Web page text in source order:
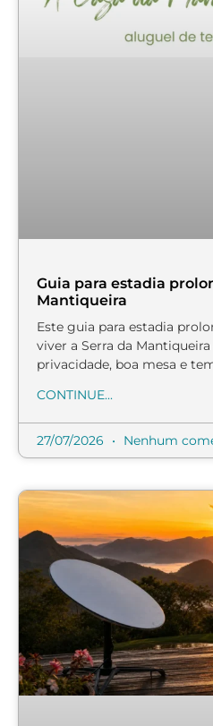
Guia para estadia
Mantiqueira
Este guia para estadia
viver a Serra da
privacidade, boa mesa e
CONTINUE...
27/07/2026 Nenhum